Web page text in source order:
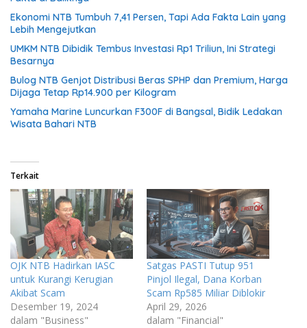
Ekonomi NTB Tumbuh 7,41 Persen, Tapi Ada Fakta Lain yang
Lebih Mengejutkan
UMKM NTB Dibidik Tembus Investasi Rp1 Triliun, Ini Strategi
Besarnya
Bulog NTB Genjot Distribusi Beras SPHP dan Premium, Harga
Dijaga Tetap Rp14.900 per Kilogram
Yamaha Marine Luncurkan F300F di Bangsal, Bidik Ledakan
Wisata Bahari NTB
Terkait
OJK NTB Hadirkan IASC
untuk Kurangi Kerugian
Akibat Scam
Desember 19, 2024
dalam "Business"
Satgas PASTI Tutup 951
Pinjol Ilegal, Dana Korban
Scam Rp585 Miliar Diblokir
April 29, 2026
dalam "Financial"